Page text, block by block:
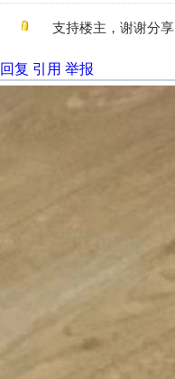
支持楼主，谢谢分享
回复 引用 举报